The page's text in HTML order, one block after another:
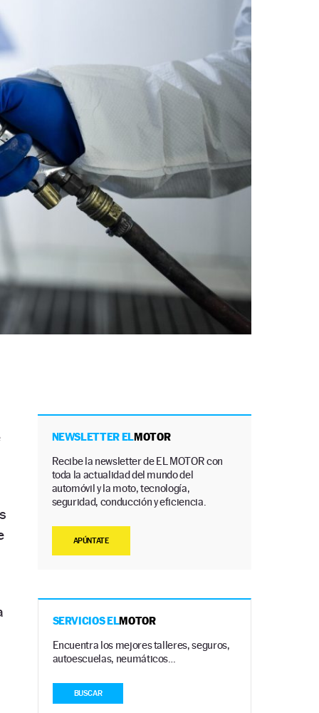
NEWSLETTER ELMOTOR
Recibe la newsletter de EL MOTOR con
toda la actualidad del mundo del
automóvil y la moto, tecnología,
seguridad, conducción y eficiencia.
APÚNTATE
SERVICIOS ELMOTOR
Encuentra los mejores talleres, seguros,
autoescuelas, neumáticos…
BUSCAR